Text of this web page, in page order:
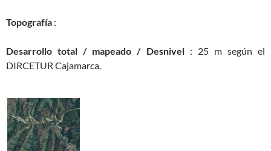
Topografía :
Desarrollo total / mapeado / Desnivel: 25 m según el
DIRCETUR Cajamarca.